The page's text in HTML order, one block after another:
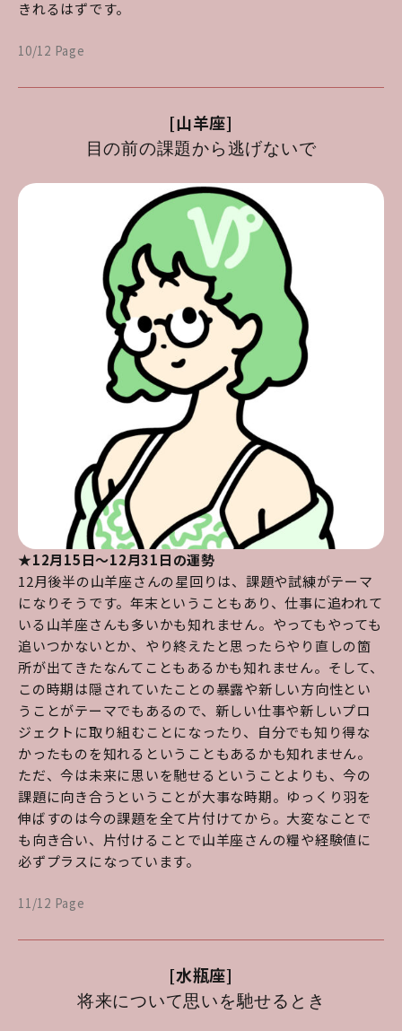
きれるはずです。
10/12 Page
[山羊座]
目の前の課題から逃げないで
★12月15日～12月31日の運勢
12月後半の山羊座さんの星回りは、課題や試練がテーマ
になりそうです。年末ということもあり、仕事に追われて
いる山羊座さんも多いかも知れません。やってもやっても
追いつかないとか、やり終えたと思ったらやり直しの箇
所が出てきたなんてこともあるかも知れません。そして、
この時期は隠されていたことの暴露や新しい方向性とい
うことがテーマでもあるので、新しい仕事や新しいプロ
ジェクトに取り組むことになったり、自分でも知り得な
かったものを知れるということもあるかも知れません。
ただ、今は未来に思いを馳せるということよりも、今の
課題に向き合うということが大事な時期。ゆっくり羽を
伸ばすのは今の課題を全て片付けてから。大変なことで
も向き合い、片付けることで山羊座さんの糧や経験値に
必ずプラスになっています。
11/12 Page
[水瓶座]
将来について思いを馳せるとき